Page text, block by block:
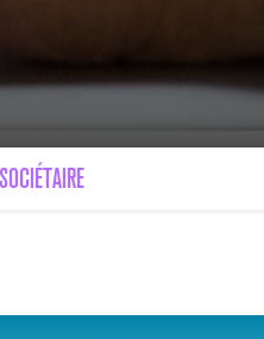
IMAGES POUR TOUTES LES MALADIES